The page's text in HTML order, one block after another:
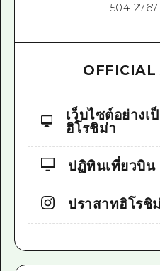
504-2767
OFFICIAL
เว็บไซต์อย่างเ
ฮิโรชิม่า
ปฏิทินเที่ยวบิน
ปราสาทฮิโรชิ